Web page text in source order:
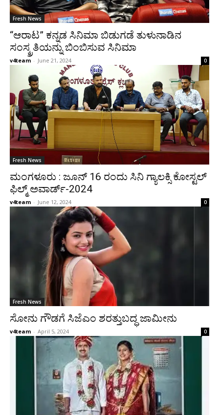
Fresh News
“ಆರಾಟ” ಕನ್ನಡ ಸಿನಿಮಾ ಬಿಡುಗಡೆ ತುಳುನಾಡಿನ
ಸಂಸ್ಕ್ರತಿಯನ್ನು ಬಿಂಬಿಸುವ ಸಿನಿಮಾ
v4team - June 21, 2024 0
Fresh News
ಮಂಗಳೂರು : ಜೂನ್ 16 ರಂದು ಸಿನಿ ಗ್ಯಾಲಕ್ಸಿ ಕೋಸ್ಟಲ್
ಫಿಲ್ಮ್ ಅವಾರ್ಡ್-2024
v4team - June 12, 2024 0
Fresh News
ಸೋನು ಗೌಡಗೆ ಸಿಜೆಎಂ ಶರತ್ತುಬದ್ಧ ಜಾಮೀನು
v4team - April 5, 2024 0